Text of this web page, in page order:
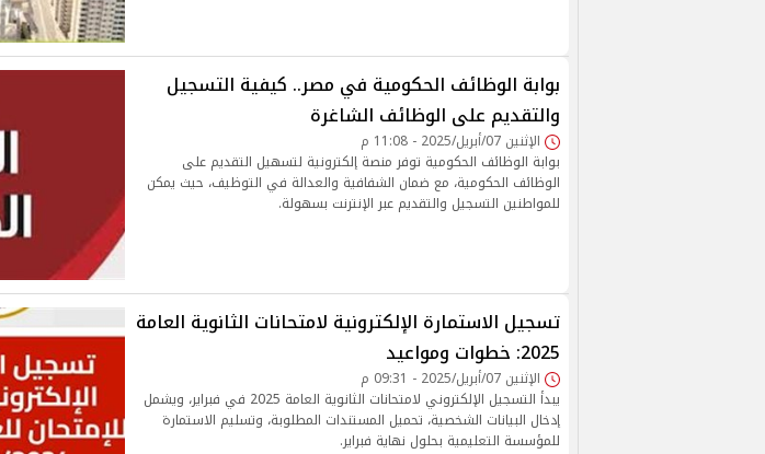
بوابة الوظائف الحكومية في مصر.. كيفية التسجيل
والتقديم على الوظائف الشاغرة
الإثنين 07/أبريل/2025 - 11:08 م
بوابة الوظائف الحكومية توفر منصة إلكترونية لتسهيل التقديم على
الوظائف الحكومية، مع ضمان الشفافية والعدالة في التوظيف، حيث يمكن
للمواطنين التسجيل والتقديم عبر الإنترنت بسهولة.
تسجيل الاستمارة الإلكترونية لامتحانات الثانوية العامة
2025: خطوات ومواعيد
الإثنين 07/أبريل/2025 - 09:31 م
يبدأ التسجيل الإلكتروني لامتحانات الثانوية العامة 2025 في فبراير، ويشمل
إدخال البيانات الشخصية، تحميل المستندات المطلوبة، وتسليم الاستمارة
للمؤسسة التعليمية بحلول نهاية فبراير.